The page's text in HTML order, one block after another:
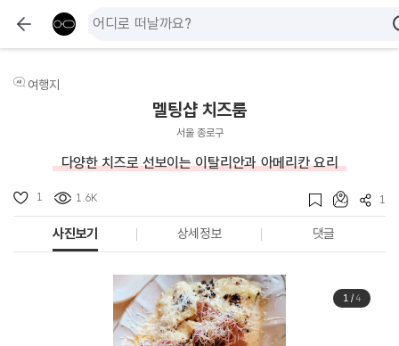
여행지
멜팅샵 치즈룸
서울 종로구
다양한 치즈로 선보이는 이탈리안과 아메리칸 요리
1 1.6K 1
사진보기 상세정보 댓글
1/4